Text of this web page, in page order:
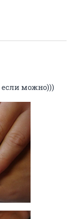
если можно)))